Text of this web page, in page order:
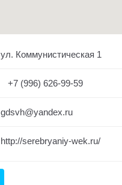
ул. Коммунистическая 1
+7 (996) 626-99-59
gdsvh@yandex.ru
http://serebryaniy-wek.ru/